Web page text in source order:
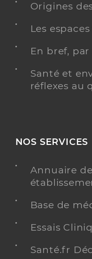
Origines
Les
En bref,
Santé et
réflexes au
NOS SERVICES
Annuaire
Base de
Essais
Santé.fr